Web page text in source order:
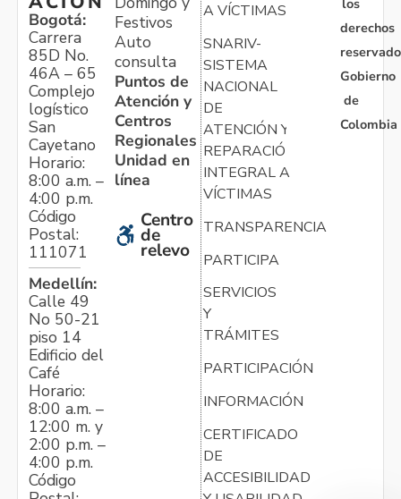
Bogotá:
Carrera
85D No.
46A – 65
Complejo
logístico
San
Cayetano
Horario:
8:00 a.m. –
4:00 p.m.
Código
Postal:
111071
Medellín:
Calle 49
No 50-21
piso 14
Edificio del
Café
Horario:
8:00 a.m. –
12:00 m. y
2:00 p.m. –
4:00 p.m.
Código
Festivos
Auto
consulta
Puntos de
Atención y
Centros
Regionales
Unidad en
línea
Centro
de
relevo
A VÍCTIMAS
SNARIV-
SISTEMA
NACIONAL
DE
ATENCIÓN Y
REPARACIÓN
INTEGRAL A
VÍCTIMAS
TRANSPARENCIA
PARTICIPA
SERVICIOS
Y
TRÁMITES
PARTICIPACIÓN
INFORMACIÓN
CERTIFICADO
DE
ACCESIBILIDAD
los
derechos
Gobierno
de
Colombia